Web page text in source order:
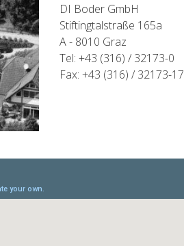
DI Boder GmbH
Stiftingtalstraße 165a
A - 8010 Graz
Tel: +43 (316) / 32173-0
Fax: +43 (316) / 32173-17